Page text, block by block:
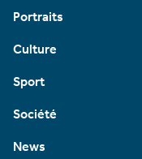
Portraits
Culture
Sport
Société
News